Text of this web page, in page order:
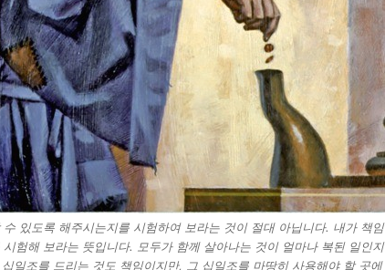
있도록 해주시는지를 시험하여 보라는 것이 절대 아닙니다. 내가 책임
험해 보라는 뜻입니다. 모두가 함께 살아나는 것이 얼마나 복된 일인지
일조를 드리는 것도 책임이지만, 그 십일조를 마땅히 사용해야 할 곳에